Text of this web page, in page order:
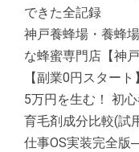
できた全記録
神戸養蜂場・養蜂
な蜂蜜専門店【神
【副業0円スター
5万円を生む！ 初
育毛剤成分比較(試
仕事OS実装完全版